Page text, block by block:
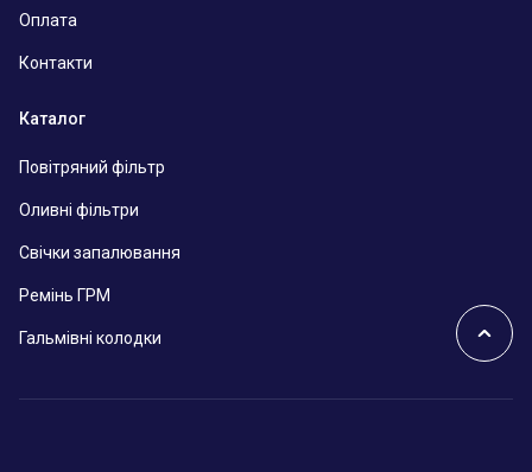
Оплата
Контакти
Каталог
Повітряний фільтр
Оливні фільтри
Свічки запалювання
Ремінь ГРМ
Гальмівні колодки